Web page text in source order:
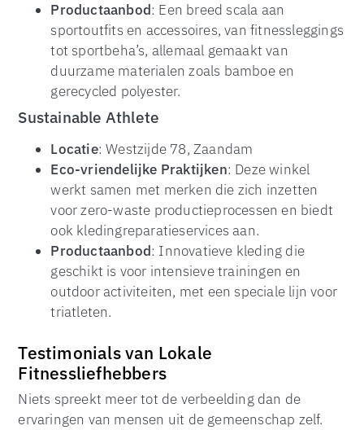
Productaanbod: Een breed scala aan
sportoutfits en accessoires, van fitnessleggings
tot sportbeha’s, allemaal gemaakt van
duurzame materialen zoals bamboe en
gerecycled polyester.
Sustainable Athlete
Locatie: Westzijde 78, Zaandam
Eco-vriendelijke Praktijken: Deze winkel
werkt samen met merken die zich inzetten
voor zero-waste productieprocessen en biedt
ook kledingreparatieservices aan.
Productaanbod: Innovatieve kleding die
geschikt is voor intensieve trainingen en
outdoor activiteiten, met een speciale lijn voor
triatleten.
Testimonials van Lokale
Fitnessliefhebbers
Niets spreekt meer tot de verbeelding dan de
ervaringen van mensen uit de gemeenschap zelf.